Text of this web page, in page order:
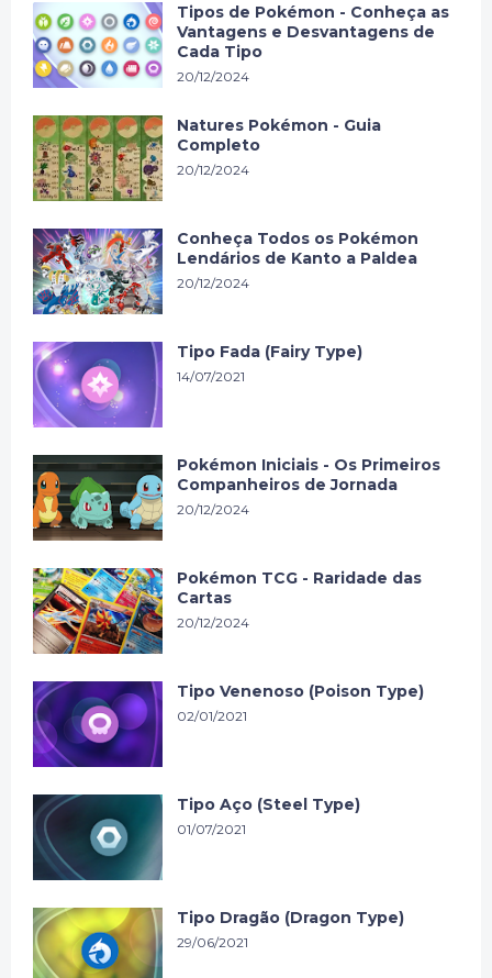
Tipos de Pokémon - Conheça as
Vantagens e Desvantagens de
Cada Tipo
20/12/2024
Natures Pokémon - Guia
Completo
20/12/2024
Conheça Todos os Pokémon
Lendários de Kanto a Paldea
20/12/2024
Tipo Fada (Fairy Type)
14/07/2021
Pokémon Iniciais - Os Primeiros
Companheiros de Jornada
20/12/2024
Pokémon TCG - Raridade das
Cartas
20/12/2024
Tipo Venenoso (Poison Type)
02/01/2021
Tipo Aço (Steel Type)
01/07/2021
Tipo Dragão (Dragon Type)
29/06/2021